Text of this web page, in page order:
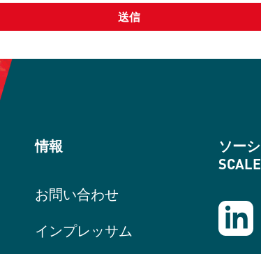
送信
情報
お問い合わせ
インプレッサム
ソー
SCALE